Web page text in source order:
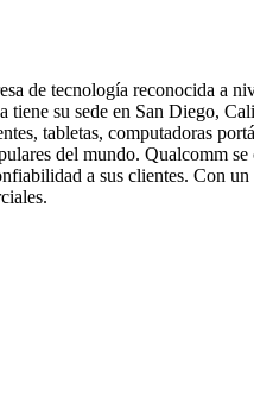
de tecnología reconocida a
tiene su sede en San Diego,
tabletas, computadoras
del mundo. Qualcomm
a sus clientes. Con